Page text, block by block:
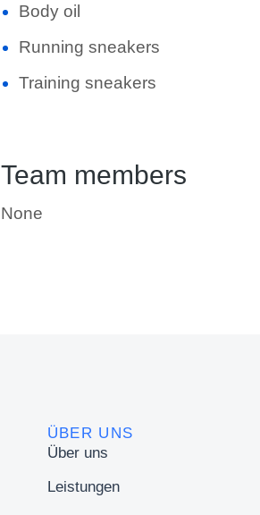
Body oil
Running sneakers
Training sneakers
Team members
None
ÜBER UNS
Über uns
Leistungen